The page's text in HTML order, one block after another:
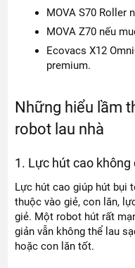
MOVA S70 Roller
MOVA Z70 nếu
Ecovacs X12
premium.
Những hiểu lầm
robot lau nhà
1. Lực hút cao
Lực hút cao giúp hút bụi
thuộc vào giẻ, con lăn,
giẻ. Một robot hút rất
giản vẫn không thể lau
hoặc con lăn tốt.